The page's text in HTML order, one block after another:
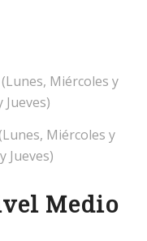
Miércoles y
Jueves)
Miércoles y
Jueves)
Medio